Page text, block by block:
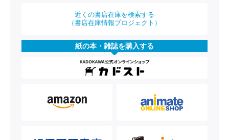
近くの書店在庫を検索する
（書店在庫情報プロジェクト）
紙の本・雑誌を購入する